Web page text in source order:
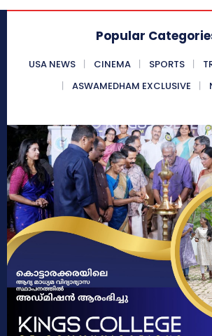
Popular
USA NEWS CINEMA SPORTS
ASWAMEDHAM EXCLUSIVE